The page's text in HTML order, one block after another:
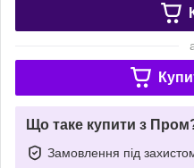
Що таке купити з
Замовлення під